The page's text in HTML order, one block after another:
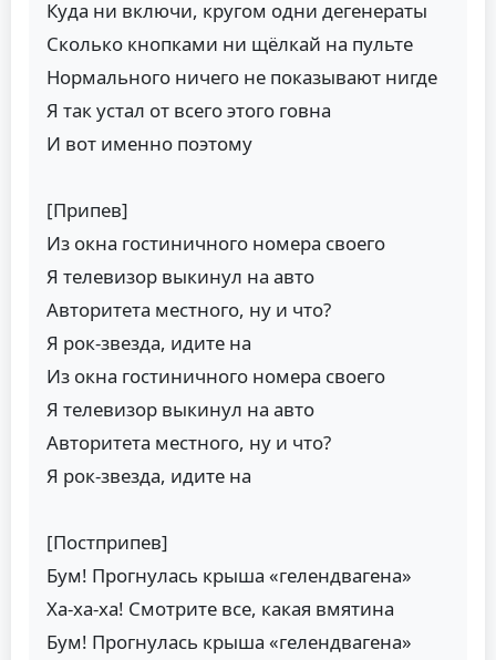
Куда ни включи, кругом одни дегенераты
Сколько кнопками ни щёлкай на пульте
Нормального ничего не показывают нигде
Я так устал от всего этого говна
И вот именно поэтому
[Припев]
Из окна гостиничного номера своего
Я телевизор выкинул на авто
Авторитета местного, ну и что?
Я рок-звезда, идите на
Из окна гостиничного номера своего
Я телевизор выкинул на авто
Авторитета местного, ну и что?
Я рок-звезда, идите на
[Постприпев]
Бум! Прогнулась крыша «гелендвагена»
Ха-ха-ха! Смотрите все, какая вмятина
Бум! Прогнулась крыша «гелендвагена»